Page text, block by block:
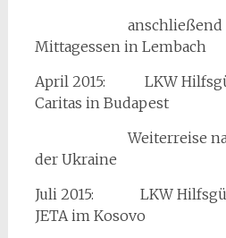
anschließend
Mittagessen in Lembach
April 2015: LKW
Caritas in Budapest
Weiterreise nach
der Ukraine
Juli 2015: LKW
JETA im Kosovo